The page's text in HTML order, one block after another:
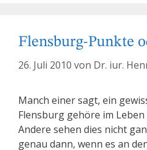
Flensburg-Punkte
26. Juli 2010 von Dr. iur.
Manch einer sagt, ein
Flensburg gehöre im
Andere sehen dies nicht
genau dann, wenn es an